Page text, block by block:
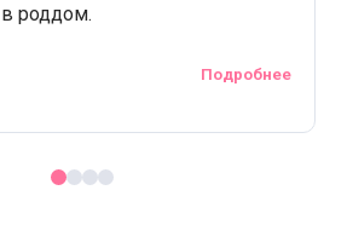
в роддом.
Подробнее